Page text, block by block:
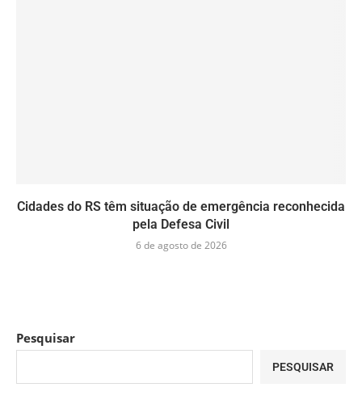
Cidades do RS têm situação de emergência reconhecida
pela Defesa Civil
6 de agosto de 2026
Pesquisar
PESQUISAR